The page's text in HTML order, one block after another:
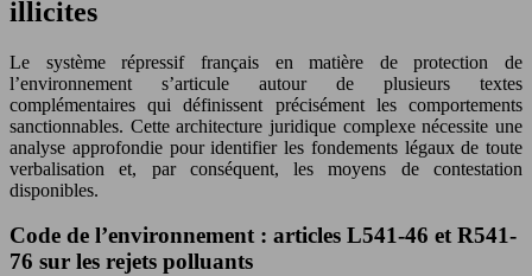
illicites
Le système répressif français en matière de protection de
l’environnement s’articule autour de plusieurs textes
complémentaires qui définissent précisément les comportements
sanctionnables. Cette architecture juridique complexe nécessite une
analyse approfondie pour identifier les fondements légaux de toute
verbalisation et, par conséquent, les moyens de contestation
disponibles.
Code de l’environnement : articles L541-46 et R541-
76 sur les rejets polluants